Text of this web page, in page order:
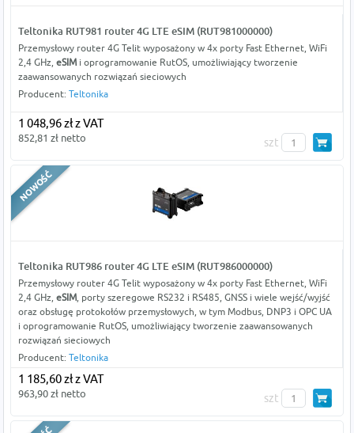
Teltonika RUT981 router 4G LTE eSIM (RUT981000000)
Przemysłowy router 4G Telit wyposażony w 4x porty Fast Ethernet, WiFi
2,4 GHz, eSIMi oprogramowanie RutOS, umożliwiający tworzenie
zaawansowanych rozwiązań sieciowych
Producent: Teltonika
1 048,96 zł z VAT
852,81 zł netto szt
Teltonika RUT986 router 4G LTE eSIM (RUT986000000)
Przemysłowy router 4G Telit wyposażony w 4x porty Fast Ethernet, WiFi
2,4 GHz, eSIM, porty szeregowe RS232 i RS485, GNSS i wiele wejść/wyjść
oraz obsługę protokołów przemysłowych, w tym Modbus, DNP3 i OPC UA
i oprogramowanie RutOS, umożliwiający tworzenie zaawansowanych
rozwiązań sieciowych
Producent: Teltonika
1 185,60 zł z VAT
963,90 zł netto szt